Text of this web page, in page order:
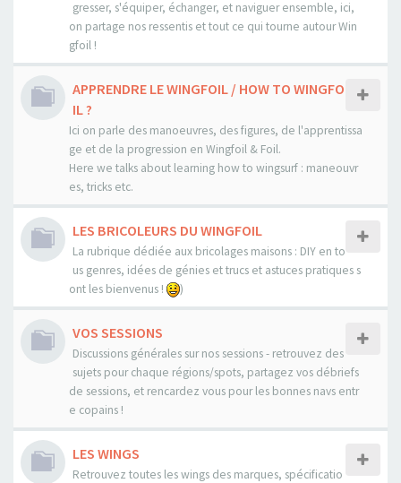
gresser, s'équiper, échanger, et naviguer ensemble, ici,
on partage nos ressentis et tout ce qui tourne autour Win
gfoil !
APPRENDRE LE WINGFOIL / HOW TO WINGFO
IL ?
Ici on parle des manoeuvres, des figures, de l'apprentissa
ge et de la progression en Wingfoil & Foil.
Here we talks about learning how to wingsurf : maneouvr
es, tricks etc.
LES BRICOLEURS DU WINGFOIL
La rubrique dédiée aux bricolages maisons : DIY en to
us genres, idées de génies et trucs et astuces pratiques s
ont les bienvenus !
)
VOS SESSIONS
Discussions générales sur nos sessions - retrouvez des
sujets pour chaque régions/spots, partagez vos débriefs
de sessions, et rencardez vous pour les bonnes navs entr
e copains !
LES WINGS
Retrouvez toutes les wings des marques, spécificatio